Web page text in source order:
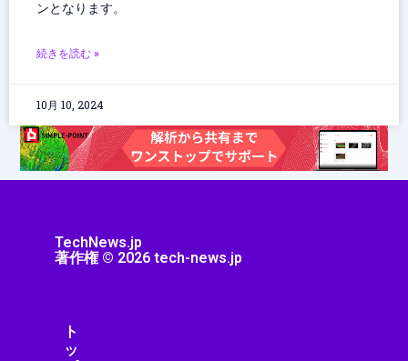
ンとなります。
続きを読む »
10月 10, 2024
TechNews.jp
著作権 © 2026 tech-news.jp
ト
ッ